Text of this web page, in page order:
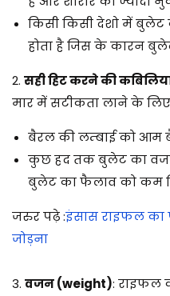
किसी किसी देशो में बुलेट
होता है जिस के कारन
2. सही हिट करने की
मार में सटीकता लाने के
बैरल की लम्बाई को आम
कुछ हद तक बुलेट का
बुलेट का फैलाव को कम
जरुर पढ़े :इंसास राइफल का
जोड़ना
3. वजन (weight): राइफल